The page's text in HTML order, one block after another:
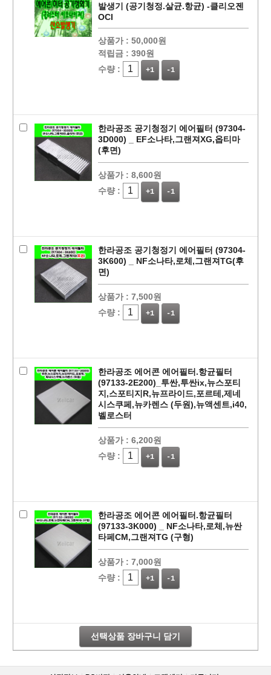
페이코 라이
구매
발생기 (공기청정.살균.항균) -클리오젠
OCI
상품가 : 50,000원
적립금 : 390원
수량 :
+1 -1
한라공조 공기청정기 에어필터 (97304-
3D000) _ EF소나타,그랜져XG,옵티마
(후면)
상품가 : 8,600원
수량 :
+1 -1
한라공조 공기청정기 에어필터 (97304-
3K600) _ NF소나타,로체,그랜져TG(후
면)
상품가 : 7,500원
수량 :
+1 -1
한라공조 에어콘 에어필터.항균필터
(97133-2E200)_투싼,투싼ix,뉴스포티
지,스포티지R,뉴프라이드,포르테,제네
시스쿠페,뉴카렌스 (두원),뉴액센트,i40,
벨로스터
상품가 : 6,200원
수량 :
+1 -1
한라공조 에어콘 에어필터.항균필터
(97133-3K000) _ NF소나타,로체,뉴싼
타페CM,그랜져TG (구형)
상품가 : 7,000원
수량 :
+1 -1
선택상품 장바구니 담기